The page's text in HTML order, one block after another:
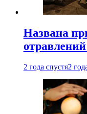
Названа
2 года спустя2